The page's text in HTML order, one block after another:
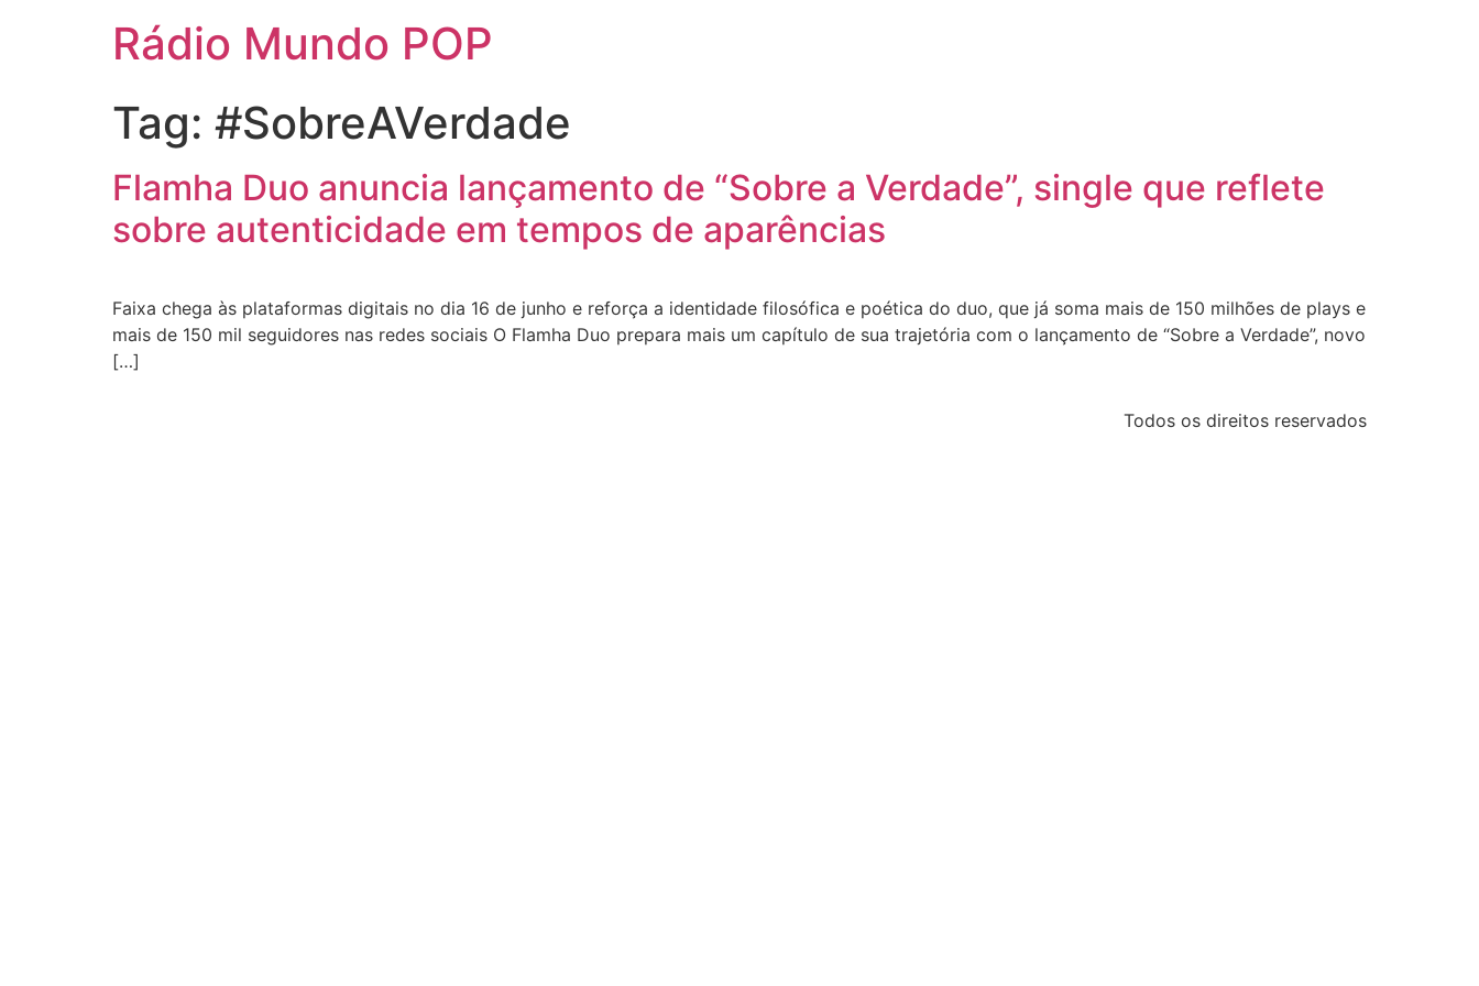
Rádio Mundo POP
Tag: #SobreAVerdade
Flamha Duo anuncia lançamento de “Sobre a Verdade”, single que reflete
sobre autenticidade em tempos de aparências
Faixa chega às plataformas digitais no dia 16 de junho e reforça a identidade filosófica e poética do duo, que já soma mais de 150 milhões de plays e
mais de 150 mil seguidores nas redes sociais O Flamha Duo prepara mais um capítulo de sua trajetória com o lançamento de “Sobre a Verdade”, novo
[…]
Todos os direitos reservados